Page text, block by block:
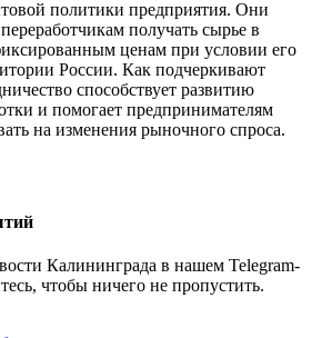
политики предприятия. Они
получать сырье в
ценам при условии его
России. Как подчеркивают
способствует развитию
и помогает предпринимателям
на изменения рыночного спроса.
Калининграда в нашем Telegram-
чтобы ничего не пропустить.